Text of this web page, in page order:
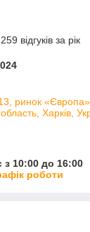
відгуків за рік
ринок
Харків,
з 10:00 до 16:00
роботи